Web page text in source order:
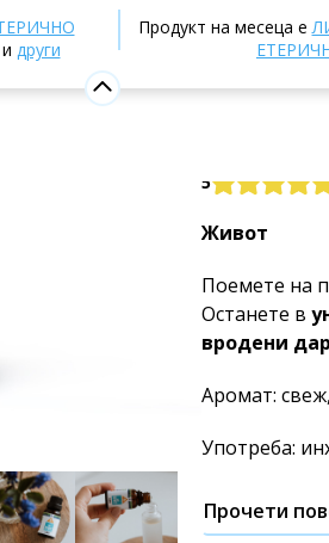
и други
Продукт на месеца е
Етерични масла Смеси от
100%
5
Живот
Поемете на
Останете в
вродени
Аромат:
Употреба:
Прочети